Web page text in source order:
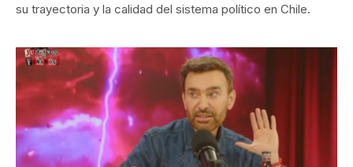
su trayectoria y la calidad del sistema político en Chile.